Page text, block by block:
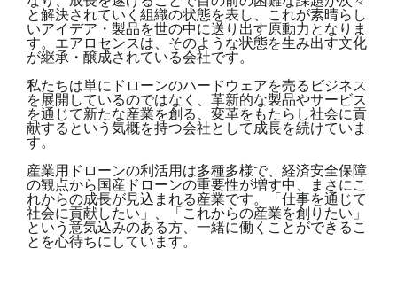
と解決されていく組織の状態を表し、これが素晴らし
いアイデア・製品を世の中に送り出す原動力となりま
す。エアロセンスは、そのような状態を生み出す文化
が継承・醸成されている会社です。
私たちは単にドローンのハードウェアを売るビジネス
を展開しているのではなく、革新的な製品やサービス
を通じて新たな産業を創る、変革をもたらし社会に貢
献するという気概を持つ会社として成長を続けていま
す。
産業用ドローンの利活用は多種多様で、経済安全保障
の観点から国産ドローンの重要性が増す中、まさにこ
れからの成長が見込まれる産業です。「仕事を通じて
社会に貢献したい」、「これからの産業を創りたい」
という意気込みのある方、一緒に働くことができるこ
とを心待ちにしています。